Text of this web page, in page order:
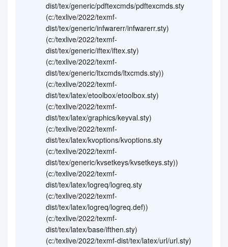
dist/tex/generic/pdftexcmds/pdftexcmds.sty
(c:/texlive/2022/texmf-
dist/tex/generic/infwarerr/infwarerr.sty)
(c:/texlive/2022/texmf-
dist/tex/generic/iftex/iftex.sty)
(c:/texlive/2022/texmf-
dist/tex/generic/ltxcmds/ltxcmds.sty))
(c:/texlive/2022/texmf-
dist/tex/latex/etoolbox/etoolbox.sty)
(c:/texlive/2022/texmf-
dist/tex/latex/graphics/keyval.sty)
(c:/texlive/2022/texmf-
dist/tex/latex/kvoptions/kvoptions.sty
(c:/texlive/2022/texmf-
dist/tex/generic/kvsetkeys/kvsetkeys.sty))
(c:/texlive/2022/texmf-
dist/tex/latex/logreq/logreq.sty
(c:/texlive/2022/texmf-
dist/tex/latex/logreq/logreq.def))
(c:/texlive/2022/texmf-
dist/tex/latex/base/ifthen.sty)
(c:/texlive/2022/texmf-dist/tex/latex/url/url.sty)